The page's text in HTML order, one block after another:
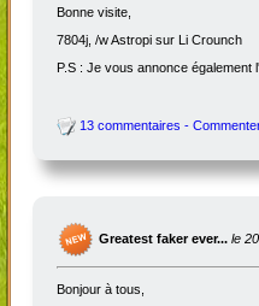
Bonne visite,
7804j, /w Astropi sur Li Crounch
P.S : Je vous annonce
13 commentaires -
Greatest faker ever... le
Bonjour à tous,